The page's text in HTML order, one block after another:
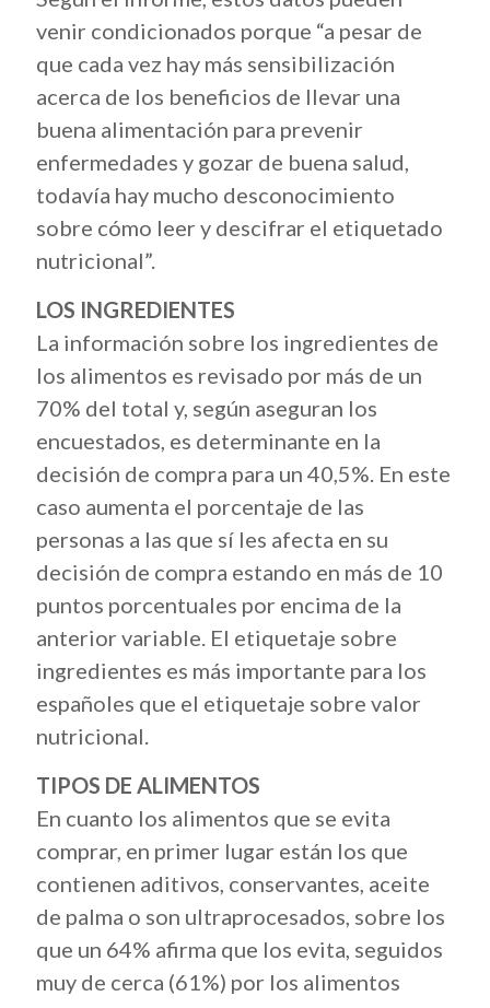
venir condicionados porque “a pesar de
que cada vez hay más sensibilización
acerca de los beneficios de llevar una
buena alimentación para prevenir
enfermedades y gozar de buena salud,
todavía hay mucho desconocimiento
sobre cómo leer y descifrar el etiquetado
nutricional”.
LOS INGREDIENTES
La información sobre los ingredientes de
los alimentos es revisado por más de un
70% del total y, según aseguran los
encuestados, es determinante en la
decisión de compra para un 40,5%. En este
caso aumenta el porcentaje de las
personas a las que sí les afecta en su
decisión de compra estando en más de 10
puntos porcentuales por encima de la
anterior variable. El etiquetaje sobre
ingredientes es más importante para los
españoles que el etiquetaje sobre valor
nutricional.
TIPOS DE ALIMENTOS
En cuanto los alimentos que se evita
comprar, en primer lugar están los que
contienen aditivos, conservantes, aceite
de palma o son ultraprocesados, sobre los
que un 64% afirma que los evita, seguidos
muy de cerca (61%) por los alimentos